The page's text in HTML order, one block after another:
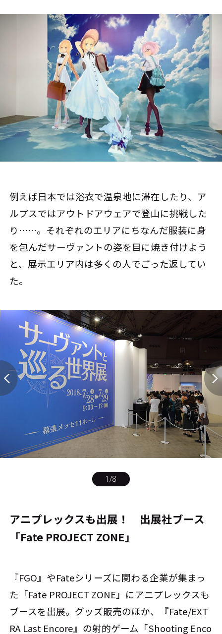
例えば日本では浴衣で温泉地に滞在したり、ア
ルプスではアウトドアウェアで登山に挑戦した
り……。それぞれのエリアにちなんだ服装に身
を包んだサーヴァントの姿を目に焼き付けよう
と、展示エリア内は多くの人でごった返してい
た。
1/8
アニプレックスも出展！ 出展社ブース
「Fate PROJECT ZONE」
『FGO』やFateシリーズに関わる企業が集まっ
た「Fate PROJECT ZONE」にアニプレックスも
ブースを出展。グッズ販売のほか、『Fate/EXT
RA Last Encore』の射的ゲーム「Shooting Enco